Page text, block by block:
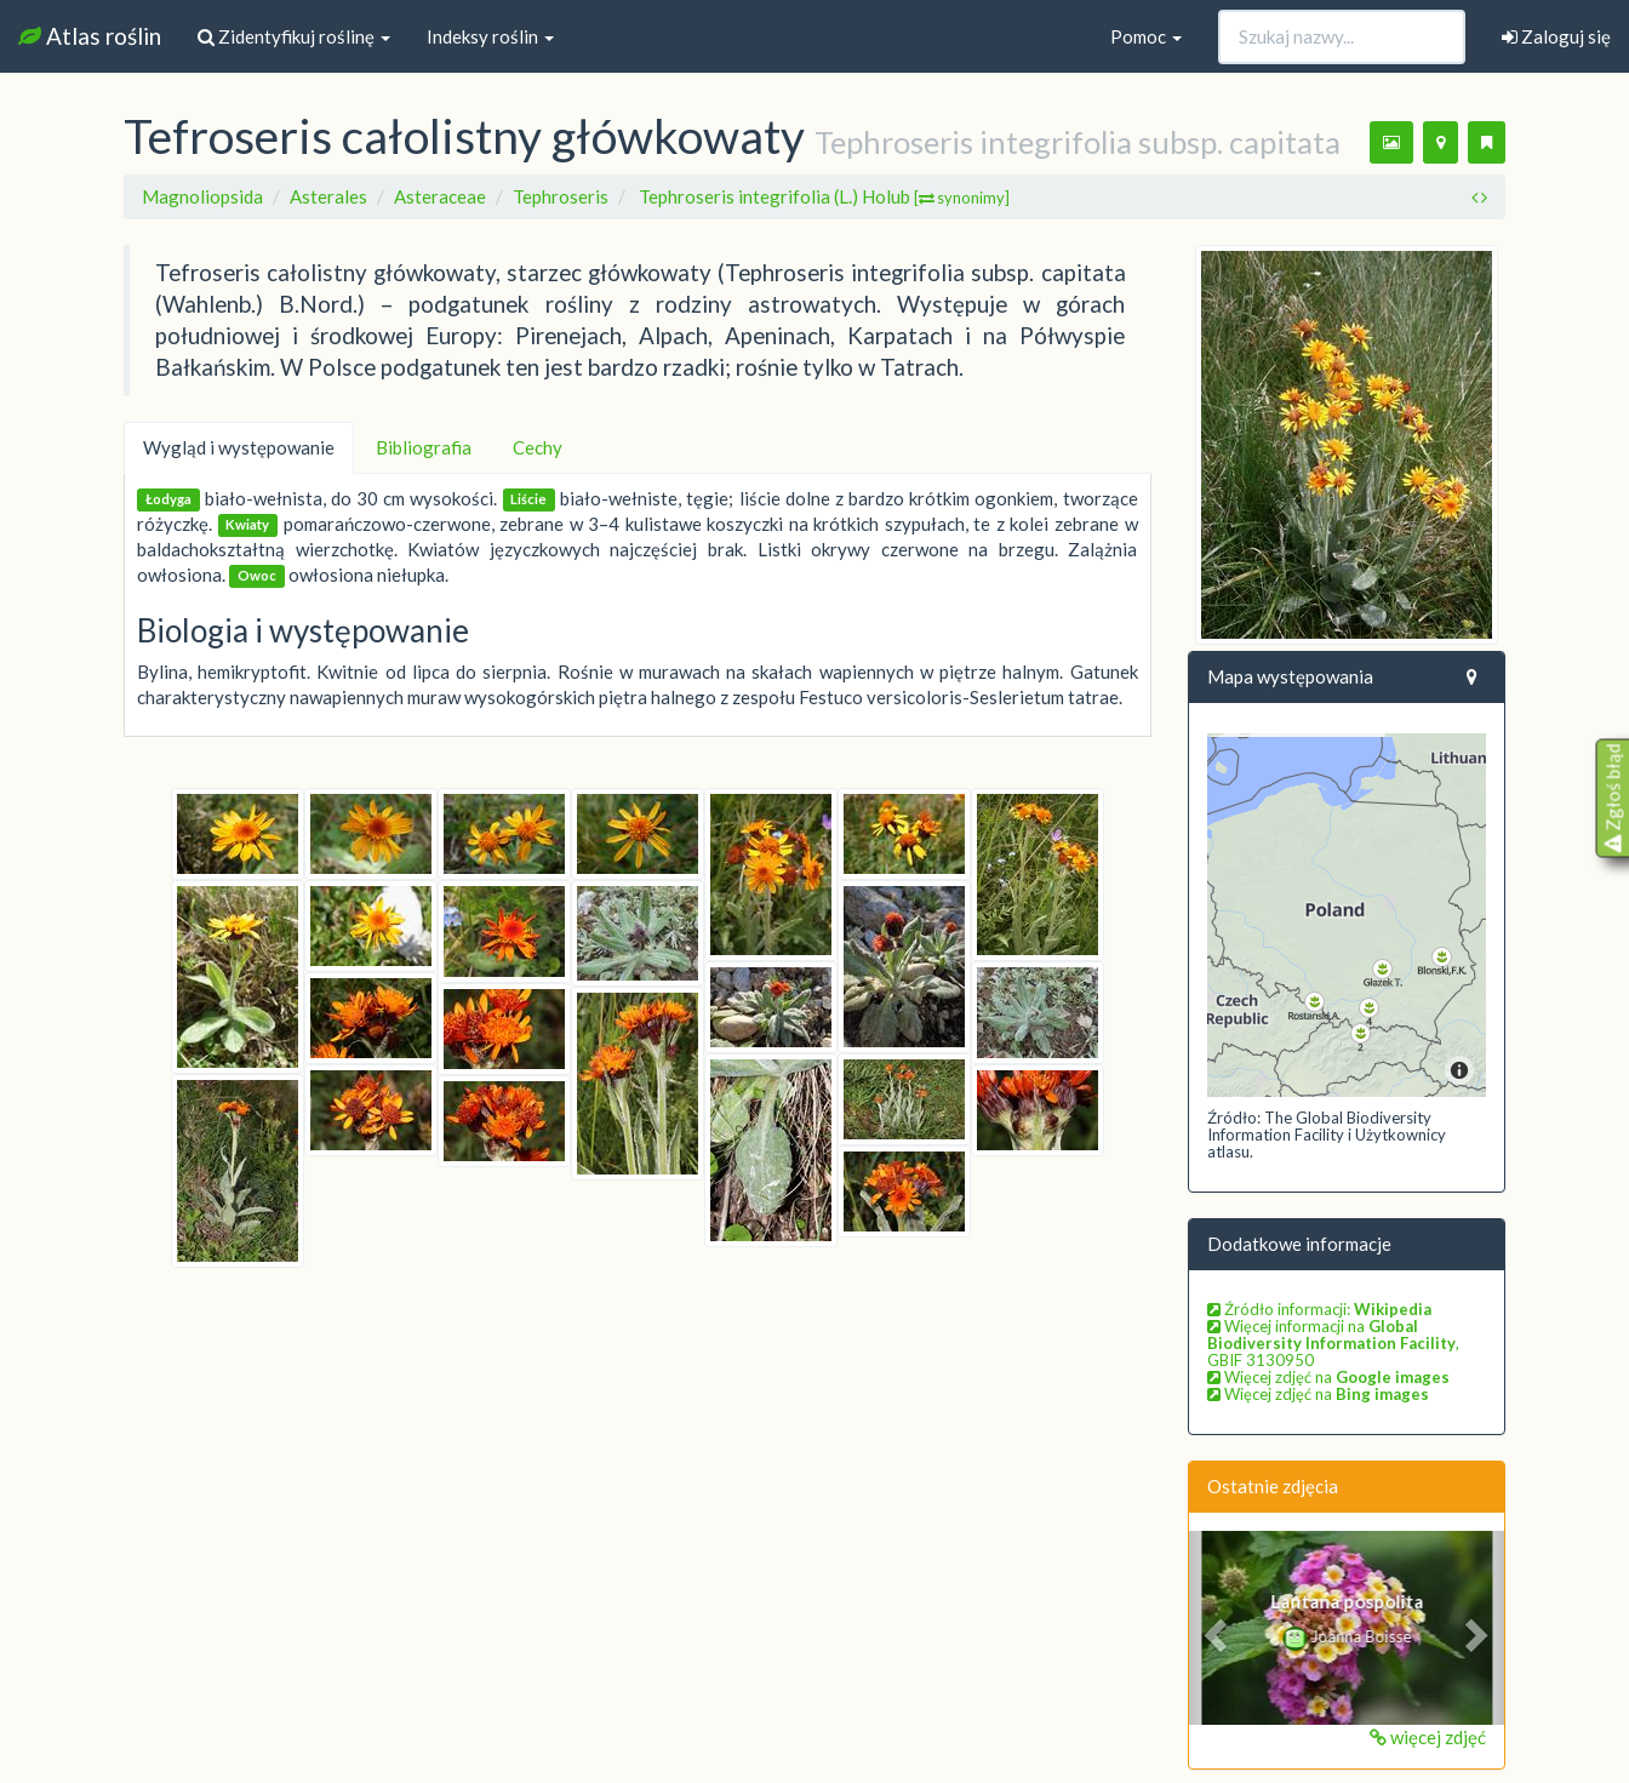
Atlas roślin Zidentyfikuj roślinę Indeksy roślin Zaloguj się
Pomoc
Tefroseris całolistny główkowaty Tephroseris integrifolia subsp. capitata
Magnoliopsida Asterales Asteraceae Tephroseris Tephroseris integrifolia (L.) Holub [ synonimy]
Tefroseris całolistny główkowaty, starzec główkowaty (Tephroseris integrifolia subsp. capitata
(Wahlenb.) B.Nord.) – podgatunek rośliny z rodziny astrowatych. Występuje w górach
południowej i środkowej Europy: Pirenejach, Alpach, Apeninach, Karpatach i na Półwyspie
Bałkańskim. W Polsce podgatunek ten jest bardzo rzadki; rośnie tylko w Tatrach.
Wygląd i występowanie Bibliografia Cechy
Łodyga biało-wełnista, do 30 cm wysokości. Liście
biało-wełniste, tęgie; liście dolne z bardzo krótkim ogonkiem, tworzące
różyczkę.
Kwiaty
pomarańczowo-czerwone, zebrane w 3–4 kulistawe koszyczki na krótkich szypułach, te z kolei zebrane w
baldachokształtną wierzchotkę. Kwiatów języczkowych najczęściej brak. Listki okrywy czerwone na brzegu. Zalążnia
owłosiona.
Owoc owłosiona niełupka.
Biologia i występowanie
Bylina, hemikryptofit. Kwitnie od lipca do sierpnia. Rośnie w murawach na skałach wapiennych w piętrze halnym. Gatunek
charakterystyczny nawapiennych muraw wysokogórskich piętra halnego z zespołu Festuco versicoloris-Seslerietum tatrae.
Mapa występowania
Źródło: The Global Biodiversity
Information Facility i Użytkownicy
atlasu.
Dodatkowe informacje
Źródło informacji:Wikipedia
Więcej informacji na Global
Biodiversity Information Facility,
GBIF 3130950
Więcej zdjęć na Google images
Więcej zdjęć na Bing images
Ostatnie zdjęcia
Lantana pospolita
Joanna Boisse
Poprzednie Następne
więcej zdjęć
Zgłoś błąd